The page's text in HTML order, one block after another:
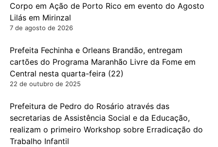
Corpo em Ação de Porto Rico em evento do Agosto
Lilás em Mirinzal
7 de agosto de 2026
Prefeita Fechinha e Orleans Brandão, entregam
cartões do Programa Maranhão Livre da Fome em
Central nesta quarta-feira (22)
22 de outubro de 2025
Prefeitura de Pedro do Rosário através das
secretarias de Assistência Social e da Educação,
realizam o primeiro Workshop sobre Erradicação do
Trabalho Infantil